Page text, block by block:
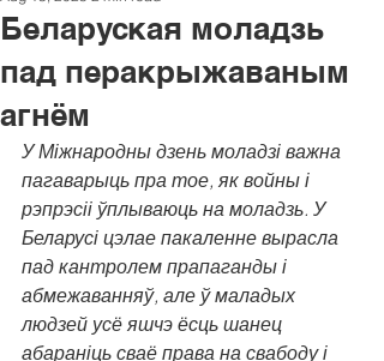
Беларуская моладзь
пад перакрыжаваным
агнём
У Міжнародны дзень моладзі важна
пагаварыць пра тое, як войны і
рэпрэсіі ўплываюць на моладзь. У
Беларусі цэлае пакаленне вырасла
пад кантролем прапаганды і
абмежаванняў, але ў маладых
людзей усё яшчэ ёсць шанец
абараніць сваё права на свабоду і